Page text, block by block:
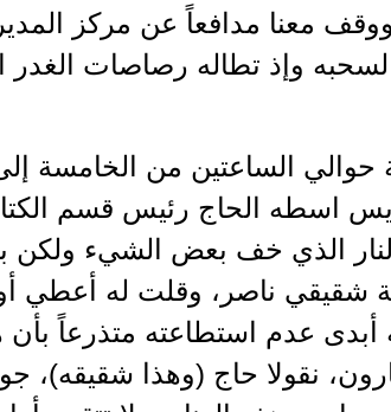
معنا مدافعاً عن مركز
وإذ تطاله رصاصات الغدر
الساعتين من الخامسة
اسطه الحاج رئيس قسم
الذي خف بعض الشيء ولكن
شقيقي ناصر، وقلت له أعطي
عدم استطاعته متذرعاً
نقولا حاج (وهذا شقيقه)،